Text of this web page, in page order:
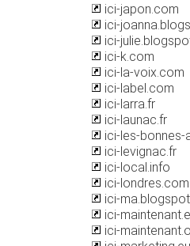
ici-japon.com
ici-
ici-
ici-k.com
ici-la-voix.com
ici-label.com
ici-larra.fr
ici-launac.fr
ici-les-
ici-levignac.fr
ici-local.info
ici-londres.com
ici-
ici-
ici-